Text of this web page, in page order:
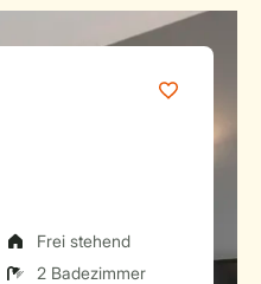
Frei stehend
2 Badezimmer